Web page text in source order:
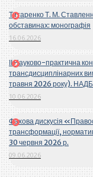
Титаренко Т. М.
обставинах: монографія
16.06.2026
ІІ Науково-практична
трансдисциплінарних
травня 2026 року).
10.06.2026
Фахова дискусія
трансформації,
30 червня 2026 р.
09.06.2026